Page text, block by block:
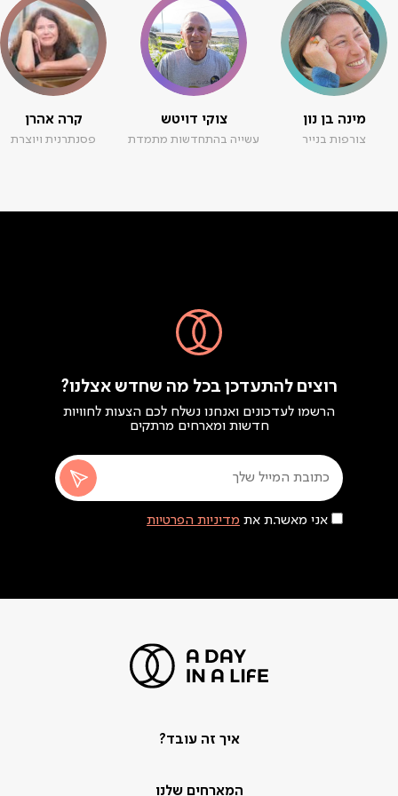
מינה בן נון
צורפות בנייר
צוקי דויטש
עשייה בהתחדשות מתמדת
קרה אהרן
פסנתרנית ויוצרת
רוצים להתעדכן בכל מה שחדש אצלנו?
הרשמו לעדכונים ואנחנו נשלח לכם הצעות לחוויות
חדשות ומארחים מרתקים
אני מאשר.ת את מדיניות הפרטיות
איך זה עובד?
המארחים שלנו